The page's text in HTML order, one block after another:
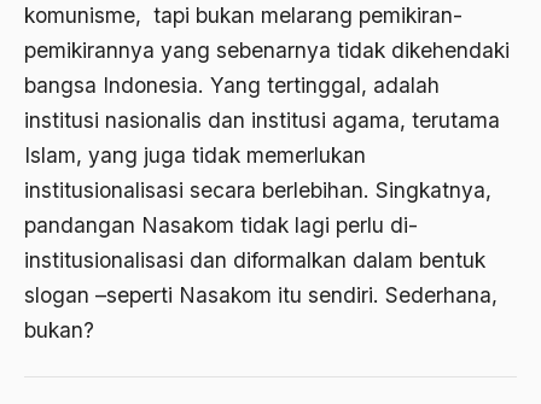
komunisme, tapi bukan melarang pemikiran-
pemikirannya yang sebenarnya tidak dikehendaki
bangsa Indonesia. Yang tertinggal, adalah
institusi nasionalis dan institusi agama, terutama
Islam, yang juga tidak memerlukan
institusionalisasi secara berlebihan. Singkatnya,
pandangan Nasakom tidak lagi perlu di-
institusionalisasi dan diformalkan dalam bentuk
slogan –seperti Nasakom itu sendiri. Sederhana,
bukan?
amerika latin
amerika serikat
Amien Rais
Amin Iskandar
Amir
Amir Syakib Arsalan
Amirn Rais
amrozi
Anak ibrahim